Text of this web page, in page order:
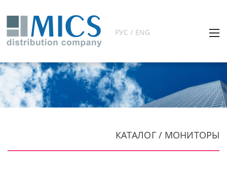
РУС / ENG
КАТАЛОГ / МОНИТОРЫ